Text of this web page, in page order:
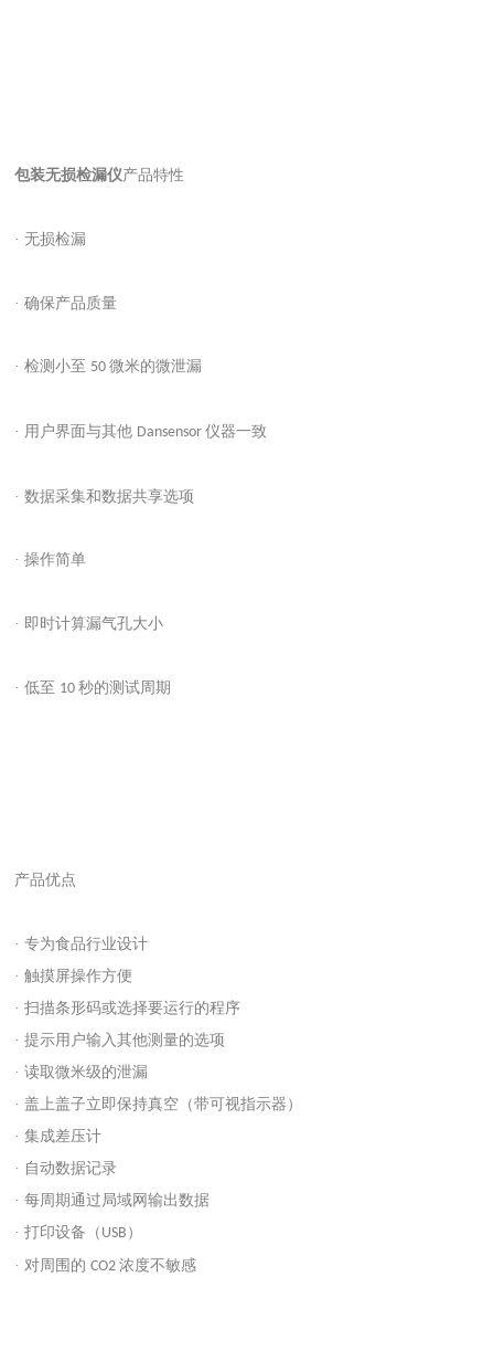
包装无损检漏仪产品特性
· 无损检漏
· 确保产品质量
· 检测小至 50微米的微泄漏
· 用户界面与其他 Dansensor仪器一致
· 数据采集和数据共享选项
· 操作简单
· 即时计算漏气孔大小
· 低至 10秒的测试周期
产品优点
· 专为食品行业设计
· 触摸屏操作方便
· 扫描条形码或选择要运行的程序
· 提示用户输入其他测量的选项
· 读取微米级的泄漏
· 盖上盖子立即保持真空（带可视指示器）
· 集成差压计
· 自动数据记录
· 每周期通过局域网输出数据
· 打印设备（ USB ）
· 对周围的CO2浓度不敏感